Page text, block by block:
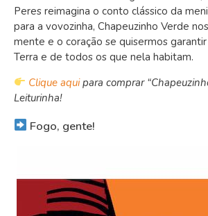
Peres reimagina o conto clássico da
para a vovozinha, Chapeuzinho Verde
mente e o coração se quisermos
Terra e de todos os que nela habitam.
Clique aquipara comprar
Leiturinha!
Fogo, gente!